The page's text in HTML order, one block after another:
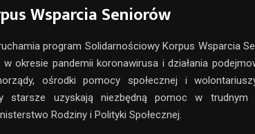
Wsparcia Seniorów
program Solidarnościowy Korpus Wsparcia
okresie pandemii koronawirusa i działania
ośrodki pomocy społecznej i
starsze uzyskają niezbędną pomoc w trudnym
Rodziny i Polityki Społecznej.